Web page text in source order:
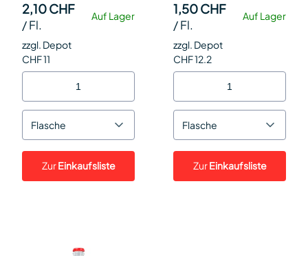
Auf Lager
2,10 CHF
/Fl.
zzgl. Depot
CHF 11
Flasche
ZurEinkaufsliste
Auf Lager
1,50 CHF
/Fl.
zzgl. Depot
CHF 12.2
Flasche
ZurEinkaufsliste